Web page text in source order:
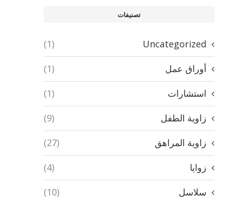
تصنيفات
Uncategorized
(1)
أوراق عمل (1)
استشارات (1)
زاوية الطفل (9)
زاوية المراهق (27)
زوايا (4)
سلاسل (10)